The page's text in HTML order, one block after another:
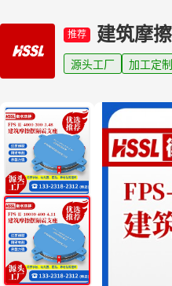
推荐 建筑摩
源头工厂 加工定制